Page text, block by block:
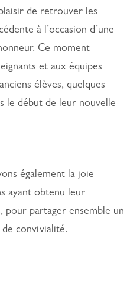
de retrouver les
à l’occasion d’une
Ce moment
et aux équipes
élèves, quelques
le début de leur nouvelle
également la joie
ayant obtenu leur
pour partager ensemble un
convivialité.